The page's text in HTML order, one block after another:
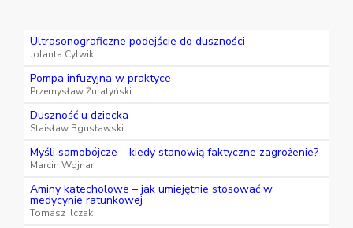
Ultrasonograficzne podejście do duszności
Jolanta Cylwik
Pompa infuzyjna w praktyce
Przemysław Żuratyński
Duszność u dziecka
Staisław Bgusławski
Myśli samobójcze – kiedy stanowią faktyczne zagrożenie?
Marcin Wojnar
Aminy katecholowe – jak umiejętnie stosować w
medycynie ratunkowej
Tomasz Ilczak